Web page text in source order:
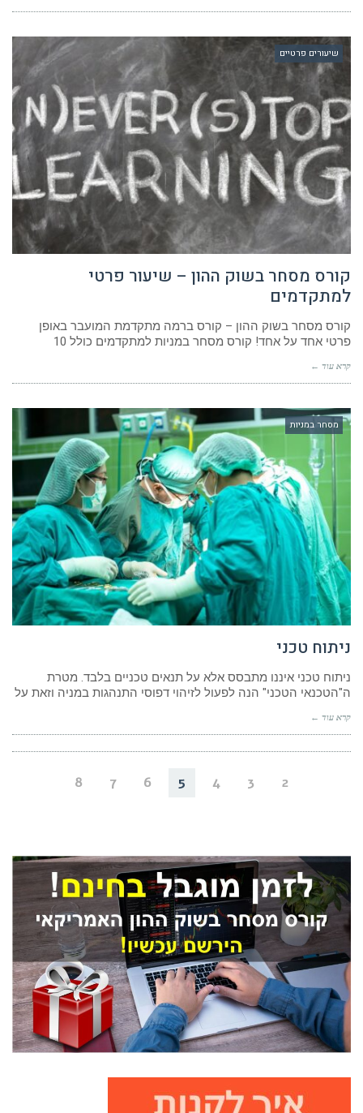
שיעורים פרטיים
קורס מסחר בשוק ההון – שיעור פרטי
למתקדמים
קורס מסחר בשוק ההון – קורס ברמה מתקדמת המועבר באופן
פרטי אחד על אחד! קורס מסחר במניות למתקדמים כולל 10
קרא עוד ←
מסחר במניות
ניתוח טכני
ניתוח טכני איננו מתבסס אלא על תנאים טכניים בלבד. מטרת
ה"הטכנאי הטכני" הנה לפעול לזיהוי דפוסי התנהגות במניה וזאת על
קרא עוד ←
2
3
4
5
6
7
8